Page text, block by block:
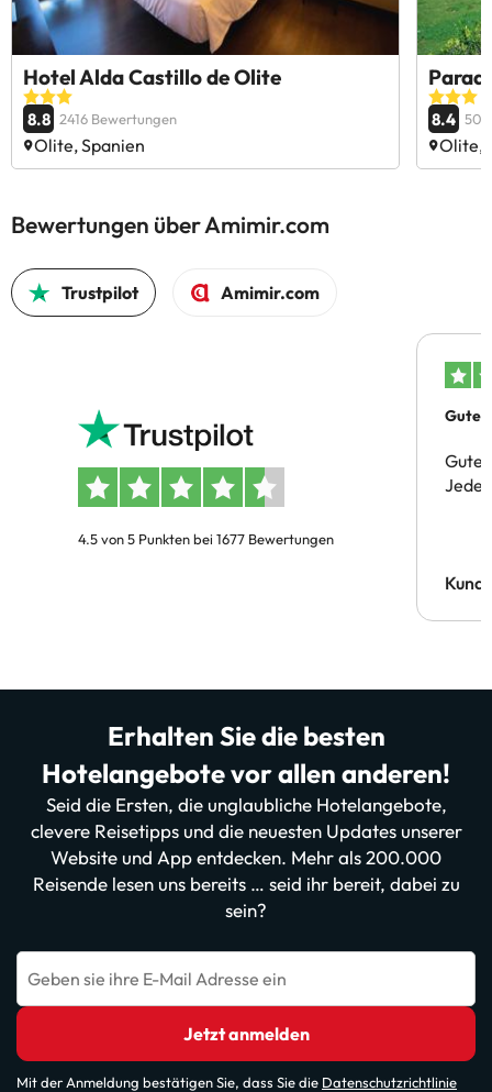
Hotel Alda Castillo de Olite
8.8 2416 Bewertungen
Olite, Spanien
8.4
Olite,
Bewertungen über Amimir.com
Trustpilot Amimir.com
4.5 von 5 Punkten bei 1677 Bewertungen
Gutes
Gute
Erhalten Sie die besten
Hotelangebote vor allen anderen!
Seid die Ersten, die unglaubliche Hotelangebote,
clevere Reisetipps und die neuesten Updates unserer
Website und App entdecken. Mehr als 200.000
Reisende lesen uns bereits … seid ihr bereit, dabei zu
sein?
Geben sie ihre E-Mail Adresse ein
Jetzt anmelden
Mit der Anmeldung bestätigen Sie, dass Sie die Datenschutzrichtlinie